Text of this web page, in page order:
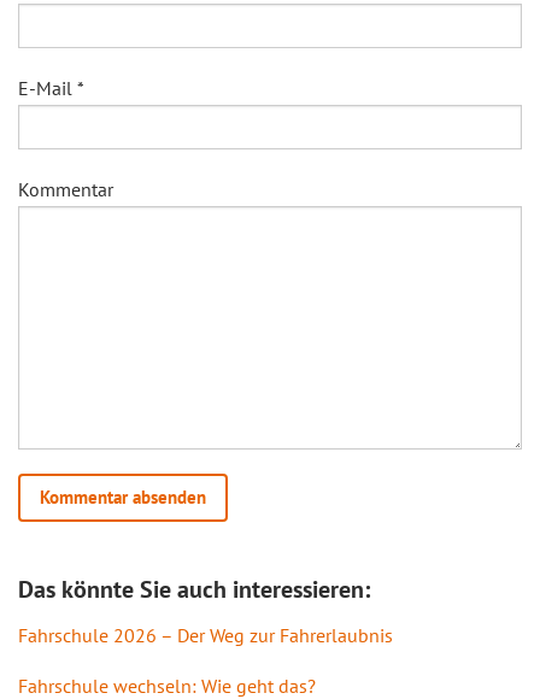
E-Mail *
Kommentar
Das könnte Sie auch interessieren:
Fahrschule 2026 – Der Weg zur Fahrerlaubnis
Fahrschule wechseln: Wie geht das?